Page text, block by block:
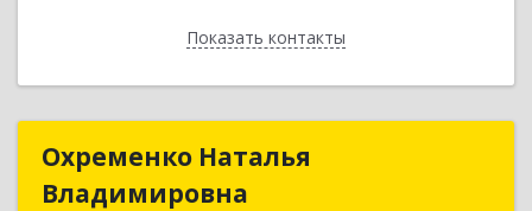
Показать контакты
Назад
Охременко Наталья
Владимировна
Охременко Наталья